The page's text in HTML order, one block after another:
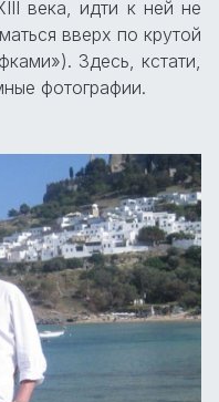
века, идти к ней не
вверх по крутой
Здесь, кстати,
фотографии.